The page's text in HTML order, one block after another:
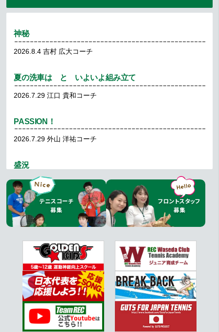
2026.7.20
2026.7.19
験会 開催！
2026.7.19
神秘
2026.8.4 吉村 広大コーチ
夏の洗車は と いよいよ組み立て
2026.7.29 江口 貴和コーチ
PASSION！
2026.7.29 外山 洋祐コーチ
盛況
2026.7.28 吉村 広大コーチ
葛飾区花火大会！
2026.7.27 宮田 純雄コーチ
夏祭りで心がほっこりした一日
2026.7.24 黒須 岳コーチ
偶然 と 完成まで、、
2026.7.23 江口 貴和コーチ
テニスコーチ
募集
GO!
フロントスタッフ
募集